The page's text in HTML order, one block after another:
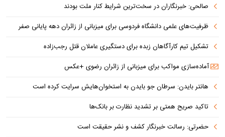
صالحی: خبرنگاران در سخت‌ترین شرایط کنار ملت بودند
ظرفیت‌های علمی دانشگاه فردوسی برای میزبانی از زائران دهه پایانی صفر
تشکیل تیم کارآگاهان زبده برای دستگیری عاملان قتل رجب‌زاده
آماده‌سازی مواکب برای میزبانی از زائران رضوی +عکس
هانتر بایدن: سرطان جو بایدن به استخوان‌هایش سرایت کرده است
تاکید صریح همتی بر تشدید نظارت بر بانک‌ها
حضرتی: رسالت خبرنگار کشف و نشر حقیقت است